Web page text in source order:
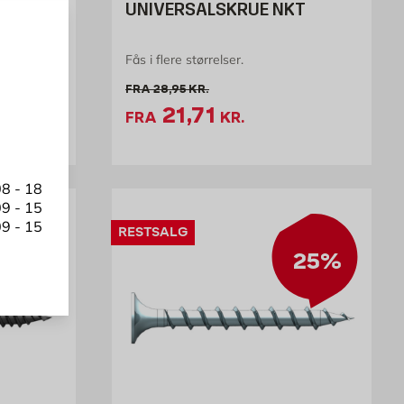
- 18
- 15
- 15
kr. /stk
UNIVERSALSKRUE NKT
Fås i flere størrelser.
FRAGammel pris 28.95 kr. /stk
28,95KR.
FRA Tilbudspris 21.71 kr.
21,71 KR.
25%
RESTSALG